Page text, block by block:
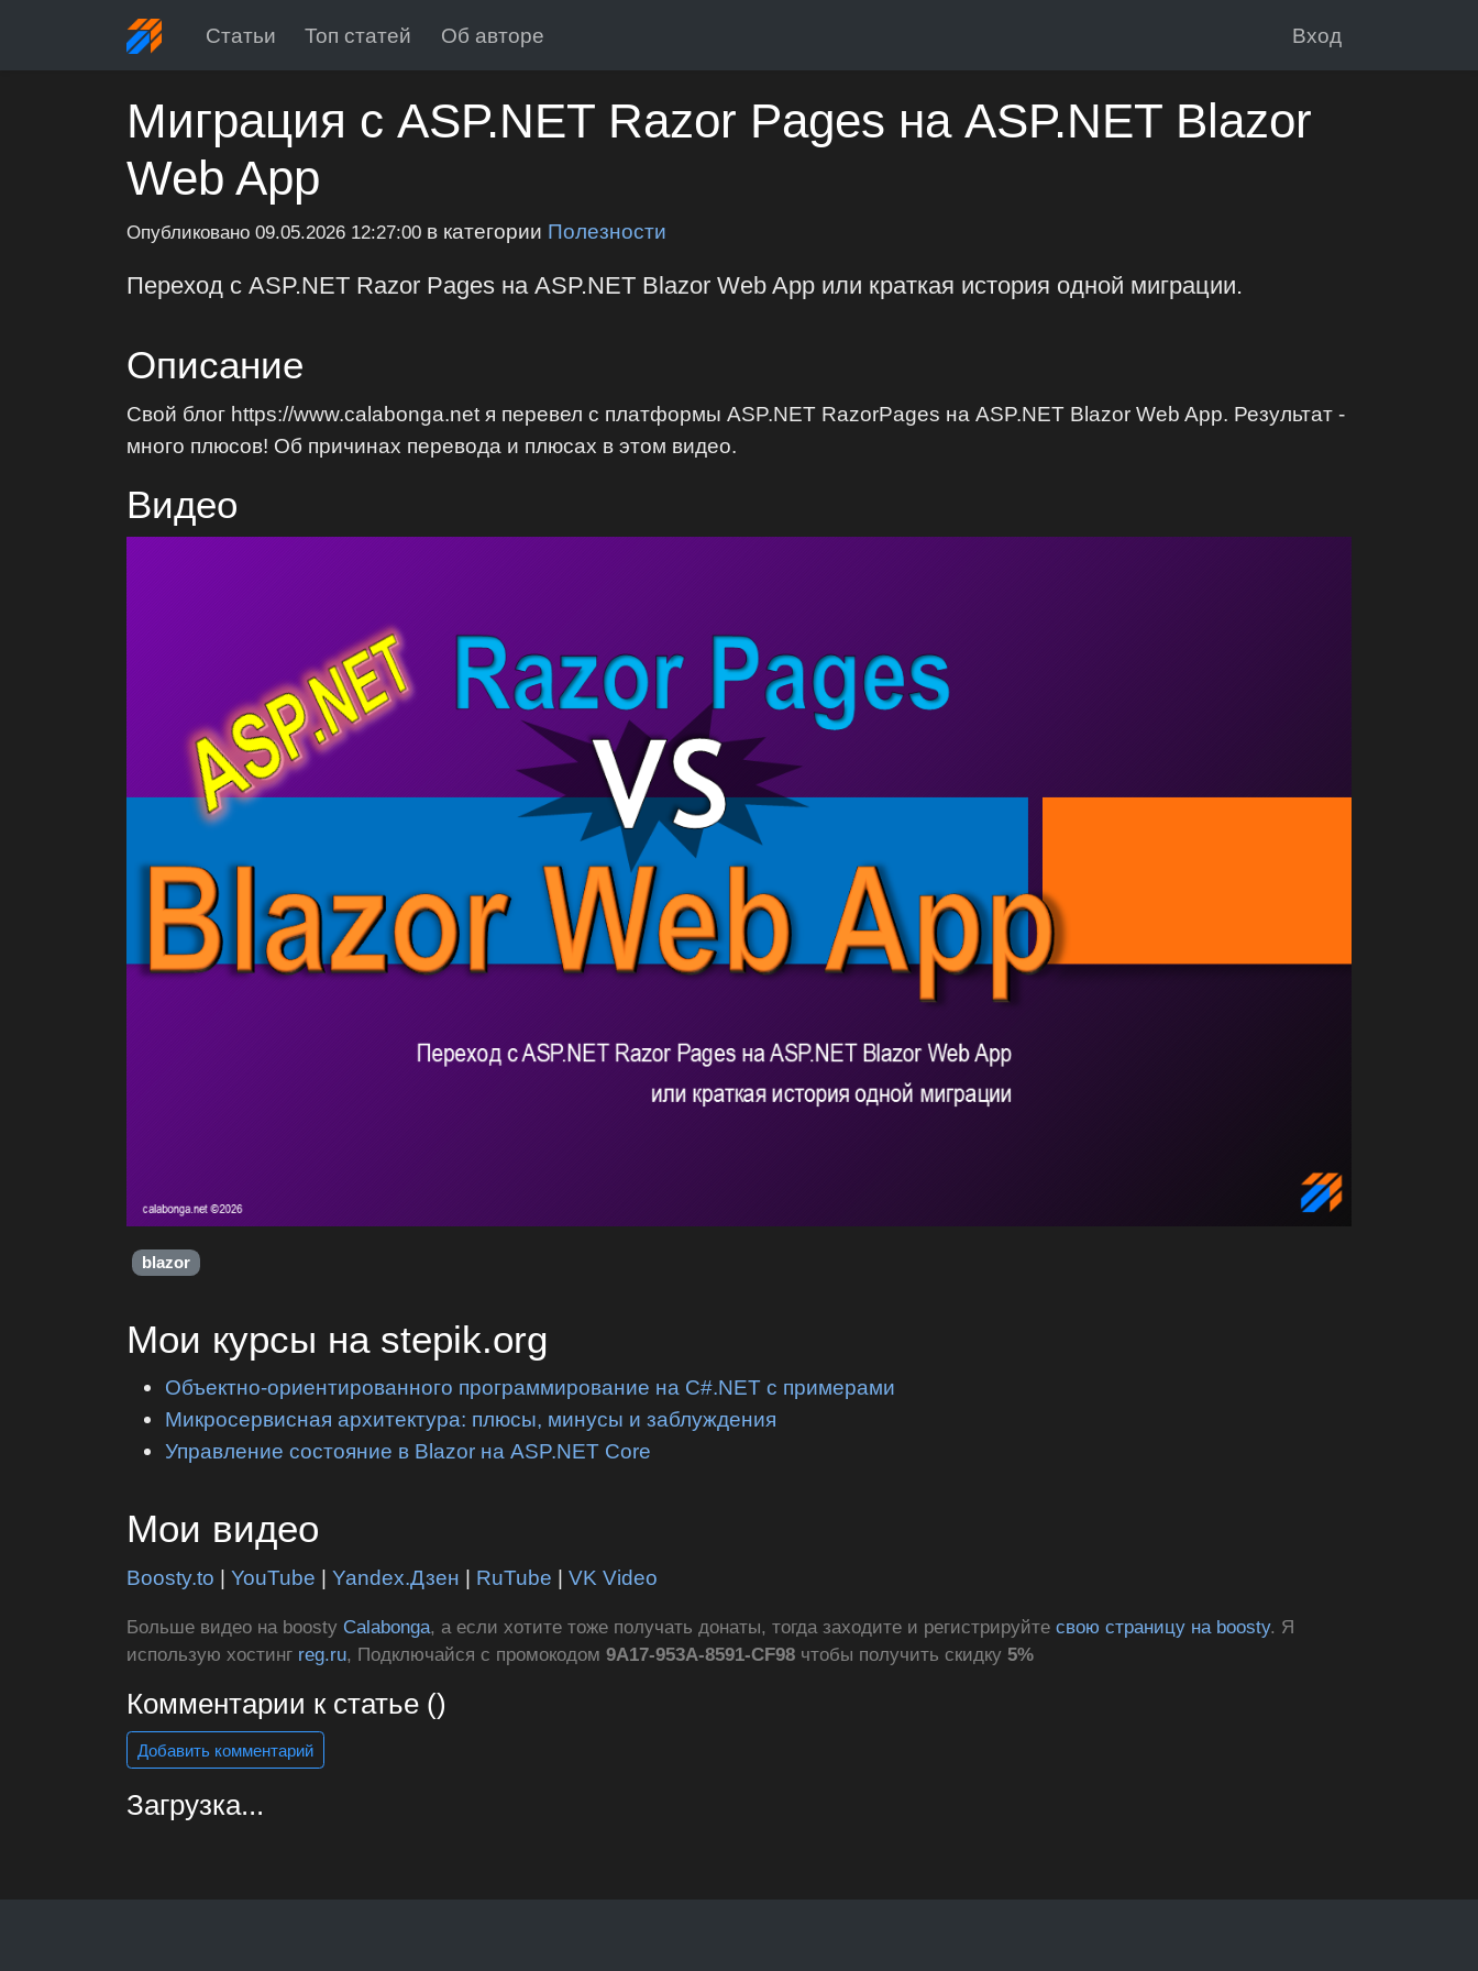
Статьи Топ статей Об авторе Вход
Миграция с ASP.NET Razor Pages на ASP.NET Blazor
Web App
Опубликовано09.05.2026 12:27:00 в категории Полезности
Переход с ASP.NET Razor Pages на ASP.NET Blazor Web App или краткая история одной миграции.
Описание
Свой блог https://www.calabonga.net я перевел с платформы ASP.NET RazorPages на ASP.NET Blazor Web App. Результат -
много плюсов! Об причинах перевода и плюсах в этом видео.
Видео
blazor
Мои курсы на stepik.org
Объектно-ориентированного программирование на C#.NET с примерами
Микросервисная архитектура: плюсы, минусы и заблуждения
Управление состояние в Blazor на ASP.NET Core
Мои видео
Boosty.to |YouTube |Yandex.Дзен | RuTube |VK Video
Больше видео на boosty Calabonga, а если хотите тоже получать донаты, тогда заходите и регистрируйтесвою страницу на boosty. Я
использую хостинг reg.ru, Подключайся с промокодом9A17-953A-8591-CF98 чтобы получить скидку5%
Комментарии к статье ()
Добавить комментарий
Загрузка...